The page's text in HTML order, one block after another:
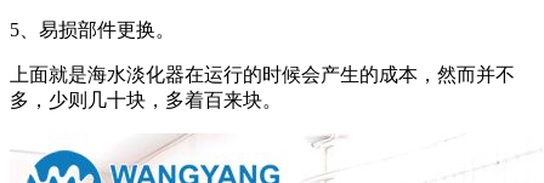
5、易损部件更换。
上面就是海水淡化器在运行的时候会产生的成本，然而并不
多，少则几十块，多着百来块。